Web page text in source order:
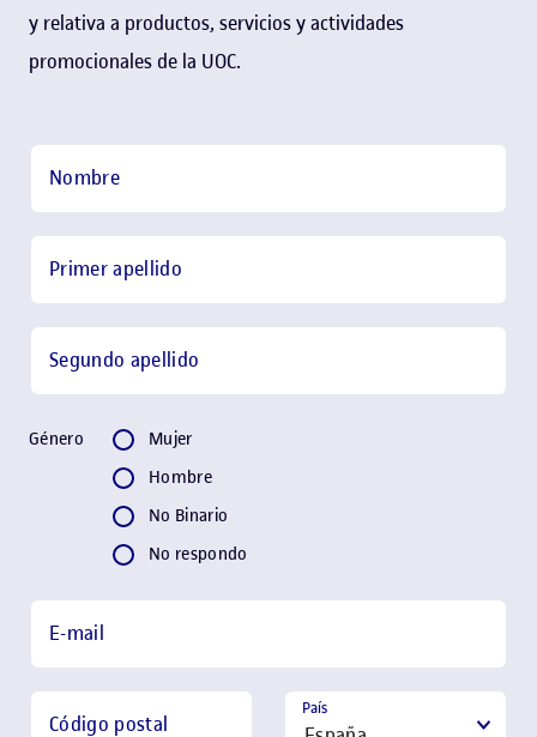
y relativa a productos, servicios y actividades
promocionales de la UOC.
Nombre
Primer apellido
Segundo apellido
Género Género
Mujer
Hombre
No Binario
No respondo
E-mail
Código postal
País